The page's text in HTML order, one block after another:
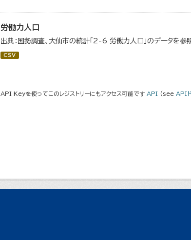
労働力人口
出典：国勢調査、大仙市の統計「2-6 労働力人口」のデータを参
CSV
API Keyを使ってこのレジストリーにもアクセス可能です API (see API